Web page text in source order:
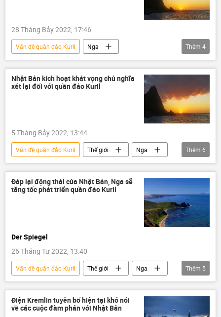
28 Tháng Bảy 2022, 17:46
Vấn đề quần đảo Kuril
Nga
cuộc tập trận
Nhật Bản
Chính trị
Quân sự
Bộ Quốc phòng Nga
Thêm 4
Nhật Bản kích hoạt khát vọng chủ nghĩa
xét lại đối với quần đảo Kuril
5 Tháng Bảy 2022, 13:44
Vấn đề quần đảo Kuril Thế giới
Nga
Nhật Bản
quần đảo Kuril
tranh chấp lãnh thổ
Hoa Kỳ
Chính trị
Quân sự
Thêm 6
Đáp lại động thái của Nhật Bản, Nga sẽ
tăng tốc phát triển quần đảo Kuril
Der Spiegel
26 Tháng Tư 2022, 13:40
Vấn đề quần đảo Kuril Thế giới
Nga
Nhật Bản
quần đảo Kuril
xung đột
Thỏa thuận
Báo chí thế giới
Thêm 5
Điện Kremlin tuyên bố hiện tại khó nói
về các cuộc đàm phán với Nhật Bản